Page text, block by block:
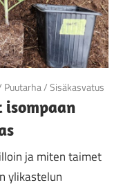
Puutarha/Sisäkasvatus
ja miten taimet
ylikastelun